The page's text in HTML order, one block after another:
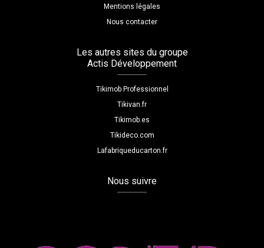
Mentions légales
Nous contacter
Les autres sites du groupe
Actis Développement
Tikimob Professionnel
Tikivan.fr
Tikimob.es
Tikideco.com
Lafabriqueducarton.fr
Nous suivre